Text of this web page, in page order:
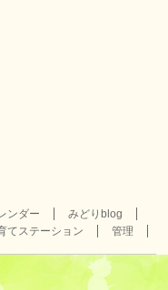
ンダー
みどりblog
てステーション 管理